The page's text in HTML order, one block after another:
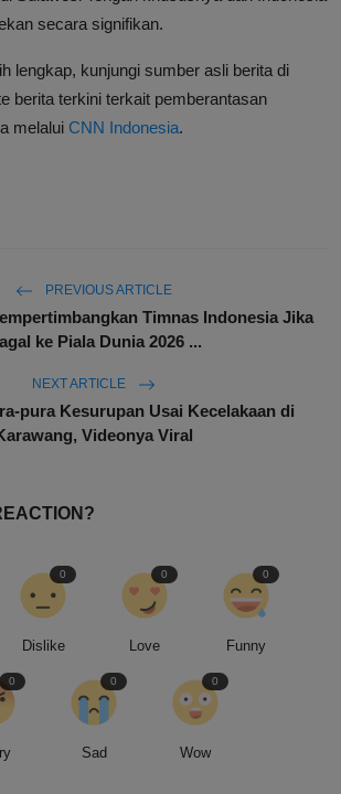
secara signifikan.
lengkap, kunjungi sumber asli berita di
berita terkini terkait pemberantasan
melalui CNN Indonesia.
PREVIOUS ARTICLE
Timnas Indonesia Jika
ke Piala Dunia 2026 ...
NEXT ARTICLE
pura Kesurupan Usai Kecelakaan di
Videonya Viral
Dislike
0
Love
0
Funny
0
0
Sad
0
Wow
0